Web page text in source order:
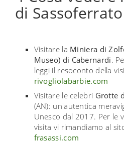
di Sassoferrato
Visitare la Miniera di
Museo) di Cabernardi.
leggi il resoconto della
rivogliolabarbie.com
Visitare le celebri Grotte
(AN): un'autentica
Unesco dal 2017. Per le
visita vi rimandiamo al
frasassi.com